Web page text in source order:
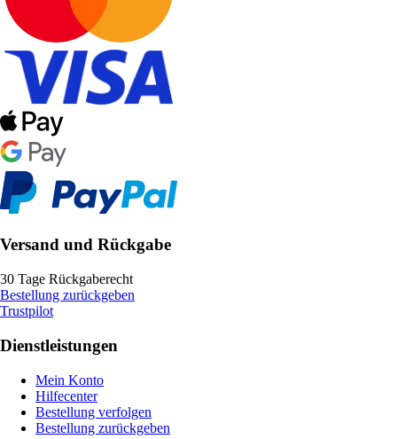
Versand und Rückgabe
30 Tage Rückgaberecht
Bestellung zurückgeben
Trustpilot
Dienstleistungen
Mein Konto
Hilfecenter
Bestellung verfolgen
Bestellung zurückgeben